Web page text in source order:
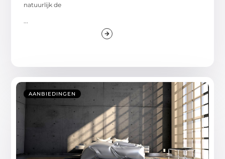
natuurlijk de
...
AANBIEDINGEN